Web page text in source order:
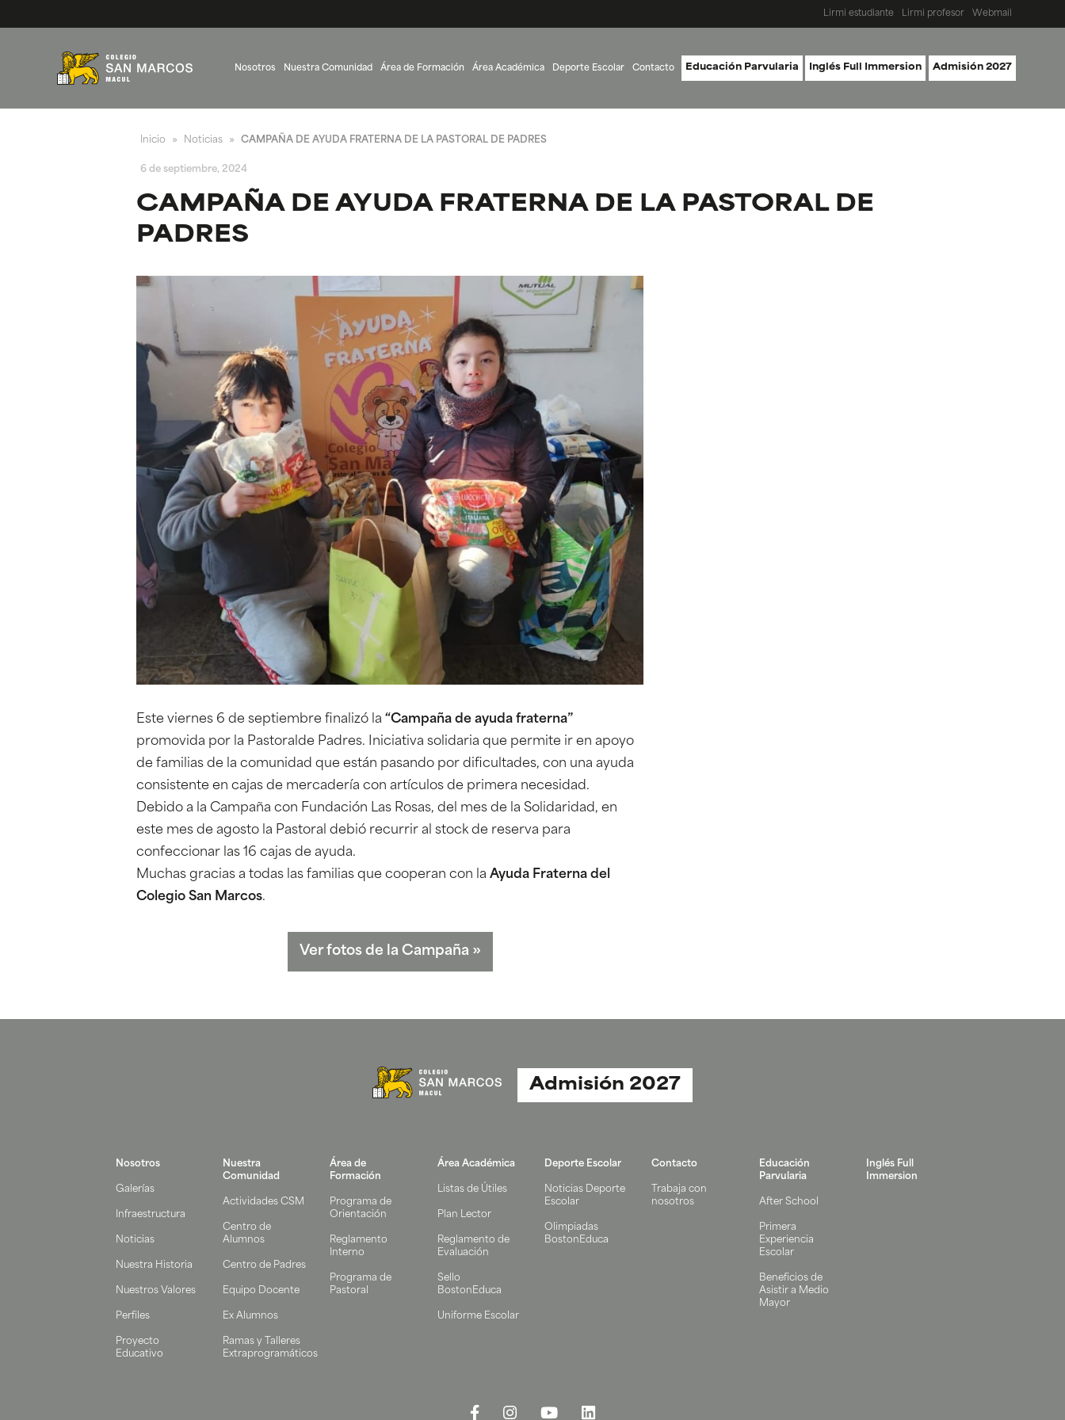
Lirmi estudiante Lirmi profesor Webmail
Nosotros Nuestra Comunidad Área de Formación Área Académica Deporte Escolar Contacto Educación Parvularia Inglés Full Immersion Admisión 2027
Inicio » Noticias » CAMPAÑA DE AYUDA FRATERNA DE LA PASTORAL DE PADRES
6 de septiembre, 2024
CAMPAÑA DE AYUDA FRATERNA DE LA PASTORAL DE
PADRES
Este viernes 6 de septiembre finalizó la “Campaña de ayuda fraterna”
promovida por la Pastoralde Padres. Iniciativa solidaria que permite ir en apoyo
de familias de la comunidad que están pasando por dificultades, con una ayuda
consistente en cajas de mercadería con artículos de primera necesidad.
Debido a la Campaña con Fundación Las Rosas, del mes de la Solidaridad, en
este mes de agosto la Pastoral debió recurrir al stock de reserva para
confeccionar las 16 cajas de ayuda.
Muchas gracias a todas las familias que cooperan con la Ayuda Fraterna del
Colegio San Marcos.
Ver fotos de la Campaña »
Admisión 2027
Nosotros
Galerías
Infraestructura
Noticias
Nuestra Historia
Nuestros Valores
Perfiles
Proyecto
Educativo
Nuestra
Comunidad
Actividades CSM
Centro de
Alumnos
Centro de Padres
Equipo Docente
Ex Alumnos
Ramas y Talleres
Extraprogramáticos
Área de
Formación
Programa de
Orientación
Reglamento
Interno
Programa de
Pastoral
Área Académica
Listas de Útiles
Plan Lector
Reglamento de
Evaluación
Sello
BostonEduca
Uniforme Escolar
Deporte Escolar
Noticias Deporte
Escolar
Olimpiadas
BostonEduca
Contacto
Trabaja con
nosotros
Educación
Parvularia
After School
Primera
Experiencia
Escolar
Beneficios de
Asistir a Medio
Mayor
Inglés Full
Immersion